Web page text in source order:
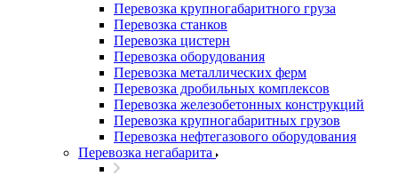
Перевозка крупногабаритного груза
Перевозка станков
Перевозка цистерн
Перевозка оборудования
Перевозка металлических ферм
Перевозка дробильных комплексов
Перевозка железобетонных конструкций
Перевозка крупногабаритных грузов
Перевозка нефтегазового оборудования
Перевозка негабарита